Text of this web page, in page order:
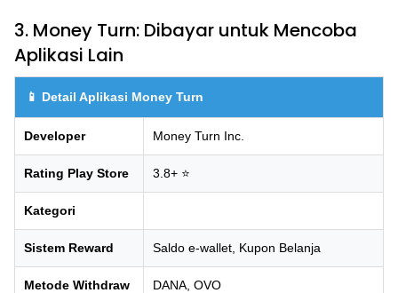
3. Money Turn: Dibayar untuk Mencoba
Aplikasi Lain
📱 Detail Aplikasi Money Turn
Developer Money Turn Inc.
Rating Play Store 3.8+ ⭐
Kategori
Sistem Reward Saldo e-wallet, Kupon Belanja
Metode Withdraw DANA, OVO